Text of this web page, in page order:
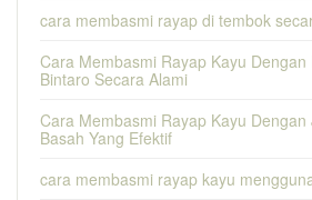
cara membasmi rayap di tembok
Cara Membasmi Rayap Kayu Dengan
Bintaro Secara Alami
Cara Membasmi Rayap Kayu
Basah Yang Efektif
cara membasmi rayap kayu